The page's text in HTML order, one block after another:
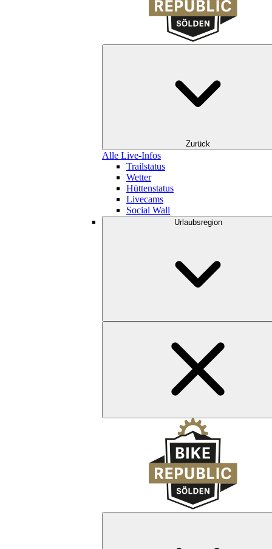
Zurück
Alle Live-Infos
Trailstatus
Wetter
Hüttenstatus
Livecams
Social Wall
Urlaubsregion